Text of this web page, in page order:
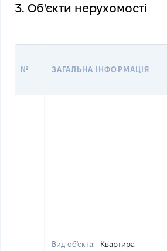
3. Об'єкти нерухомості
№ ЗАГАЛЬНА ІНФОРМАЦІЯ
Вид об'єкта:
Квартира